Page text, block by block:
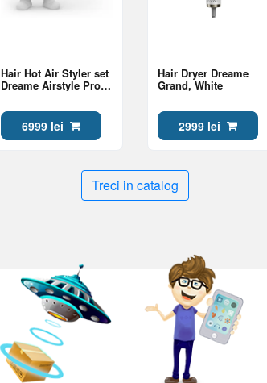
Hair Hot Air Styler set
Dreame Airstyle Pro
6999 lei
Hair Dryer Dreame
Grand, White
2999 lei
Treci in catalog